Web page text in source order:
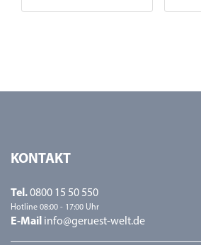
KONTAKT
Tel.0800 15 50 550
Hotline 08:00 - 17:00 Uhr
E-Mail info@geruest-welt.de